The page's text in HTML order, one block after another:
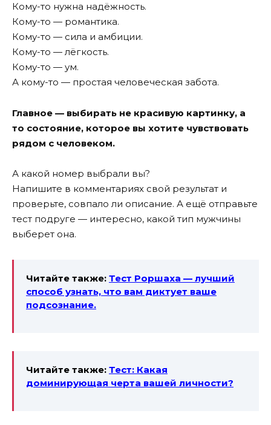
Кому-то нужна надёжность.
Кому-то — романтика.
Кому-то — сила и амбиции.
Кому-то — лёгкость.
Кому-то — ум.
А кому-то — простая человеческая забота.
Главное — выбирать не красивую картинку, а
то состояние, которое вы хотите чувствовать
рядом с человеком.
А какой номер выбрали вы?
Напишите в комментариях свой результат и
проверьте, совпало ли описание. А ещё отправьте
тест подруге — интересно, какой тип мужчины
выберет она.
Читайте также: Тест Роршаха — лучший
способ узнать, что вам диктует ваше
подсознание.
Читайте также: Тест: Какая
доминирующая черта вашей личности?